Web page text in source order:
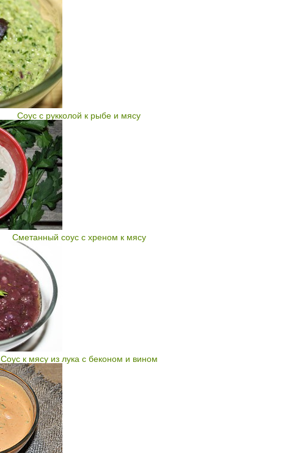
Соус с рукколой к рыбе и мясу
Сметанный соус с хреном к мясу
Соус к мясу из лука с беконом и вином